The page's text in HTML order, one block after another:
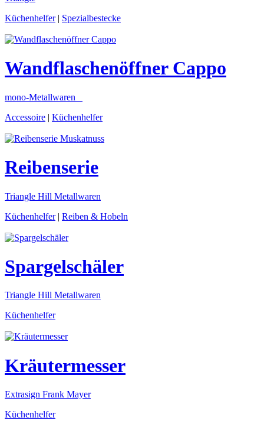
Küchenhelfer| Spezialbestecke
Wandflaschenöffner Cappo
mono-Metallwaren
Accessoire | Küchenhelfer
Reibenserie
Triangle Hill Metallwaren
Küchenhelfer| Reiben & Hobeln
Spargelschäler
Triangle Hill Metallwaren
Küchenhelfer
Kräutermesser
Extrasign Frank Mayer
Küchenhelfer